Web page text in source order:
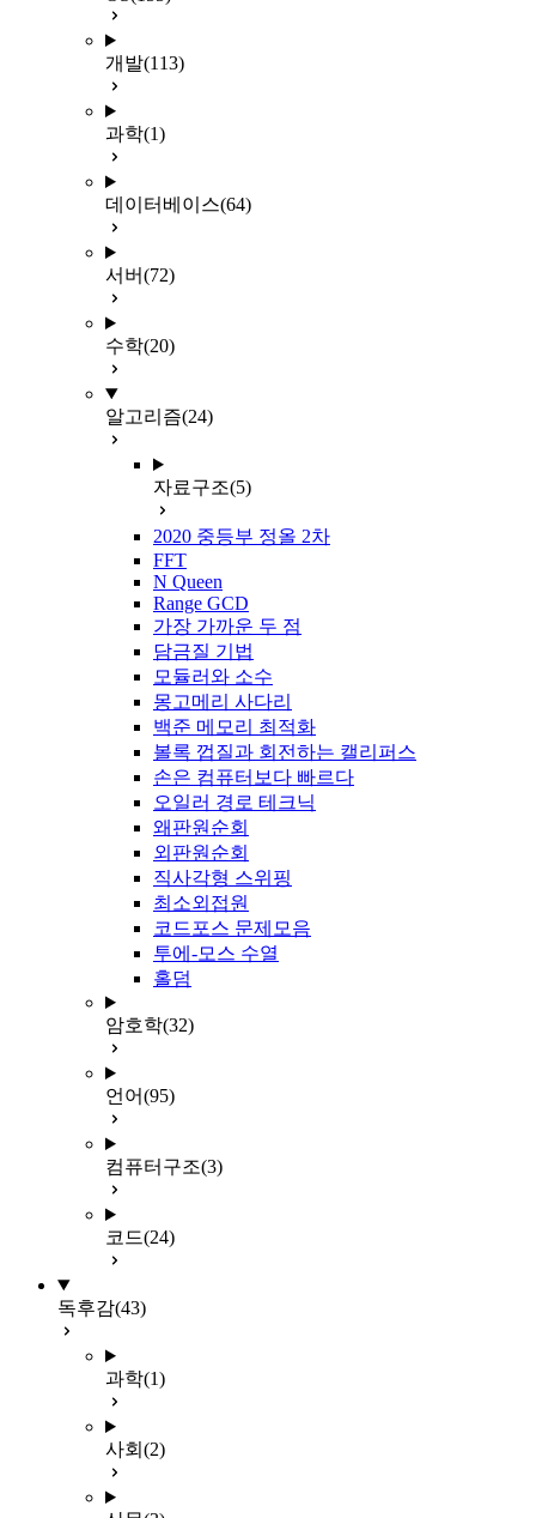
개발(113)
과학(1)
데이터베이스(64)
서버(72)
수학(20)
알고리즘(24)
자료구조(5)
2020 중등부 정올 2차
FFT
N Queen
Range GCD
가장 가까운 두 점
담금질 기법
모듈러와 소수
몽고메리 사다리
백준 메모리 최적화
볼록 껍질과 회전하는 캘리퍼스
손은 컴퓨터보다 빠르다
오일러 경로 테크닉
왜판원순회
외판원순회
직사각형 스위핑
최소외접원
코드포스 문제모음
투에-모스 수열
홀덤
암호학(32)
언어(95)
컴퓨터구조(3)
코드(24)
독후감(43)
과학(1)
사회 (2)